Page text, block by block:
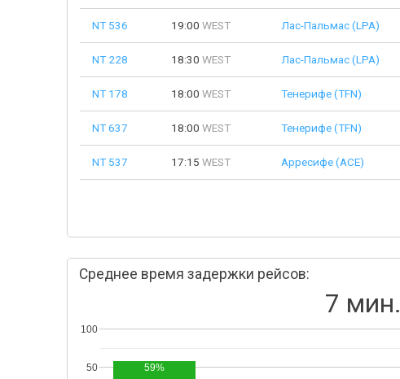
NT 536 19:00 WEST Лас-Пальмас (LPA)
NT 228 18:30 WEST Лас-Пальмас (LPA)
NT 178 18:00 WEST Тенерифе (TFN)
NT 637 18:00 WEST Тенерифе (TFN)
NT 537 17:15 WEST Арресифе (ACE)
Среднее время задержки рейсов:
7 мин.
50
100
59%